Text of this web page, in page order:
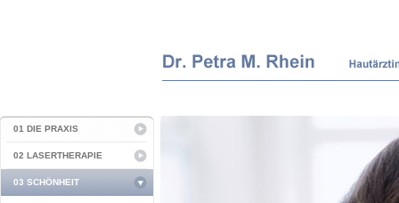
01 DIE PRAXIS
02 LASERTHERAPIE
03 SCHÖNHEIT